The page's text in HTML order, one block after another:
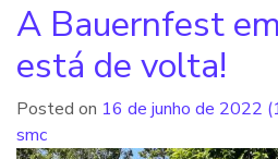
A Bauernfest
está de volta!
Posted on 16 de junho de 2022
smc